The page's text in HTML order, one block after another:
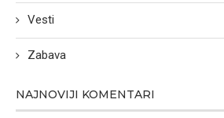
Vesti
Zabava
NAJNOVIJI KOMENTARI